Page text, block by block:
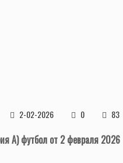
2-02-2026 0 83
А) футбол от 2 февраля 2026